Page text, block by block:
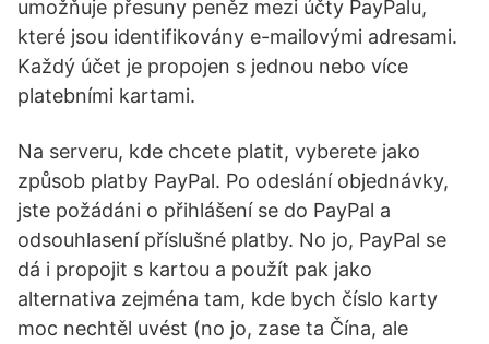
umožňuje přesuny peněz mezi účty PayPalu,
které jsou identifikovány e-mailovými adresami.
Každý účet je propojen s jednou nebo více
platebními kartami.
Na serveru, kde chcete platit, vyberete jako
způsob platby PayPal. Po odeslání objednávky,
jste požádáni o přihlášení se do PayPal a
odsouhlasení příslušné platby. No jo, PayPal se
dá i propojit s kartou a použít pak jako
alternativa zejména tam, kde bych číslo karty
moc nechtěl uvést (no jo, zase ta Čína, ale